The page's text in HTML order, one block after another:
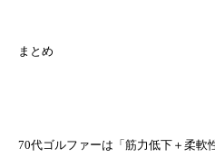
まとめ
70代ゴルファーは「筋力低下＋柔軟